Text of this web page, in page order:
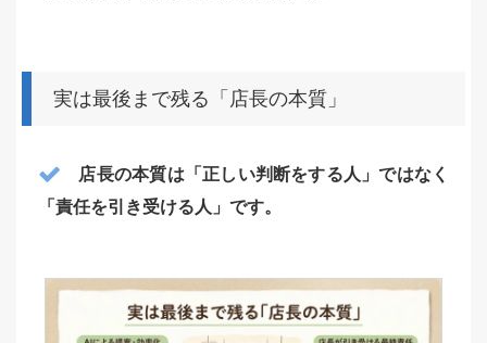
実は最後まで残る「店長の本質」
店長の本質は「正しい判断をする人」ではなく
「責任を引き受ける人」です。